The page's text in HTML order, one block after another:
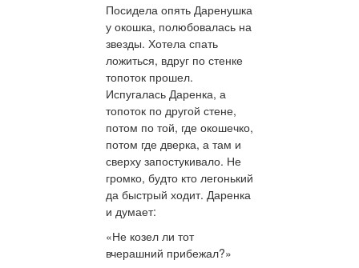
Посидела опять Даренушка
у окошка, полюбовалась на
звезды. Хотела спать
ложиться, вдруг по стенке
топоток прошел.
Испугалась Даренка, а
топоток по другой стене,
потом по той, где окошечко,
потом где дверка, а там и
сверху запостукивало. Не
громко, будто кто легонький
да быстрый ходит. Даренка
и думает:
«Не козел ли тот
вчерашний прибежал?»